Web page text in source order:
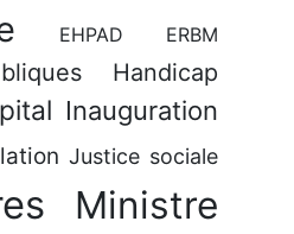
EHPAD ERBM
Handicap
Inauguration
Justice sociale
Ministre